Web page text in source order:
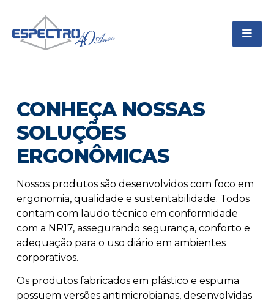
CONHEÇA NOSSAS
SOLUÇÕES
ERGONÔMICAS
Nossos produtos são desenvolvidos com foco em
ergonomia, qualidade e sustentabilidade. Todos
contam com laudo técnico em conformidade
com a NR17, assegurando segurança, conforto e
adequação para o uso diário em ambientes
corporativos.
Os produtos fabricados em plástico e espuma
possuem versões antimicrobianas, desenvolvidas